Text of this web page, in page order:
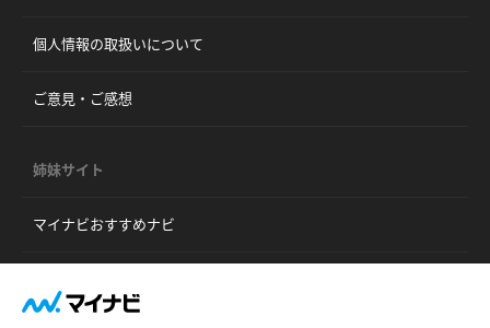
個人情報の取扱いについて
ご意見・ご感想
姉妹サイト
マイナビおすすめナビ